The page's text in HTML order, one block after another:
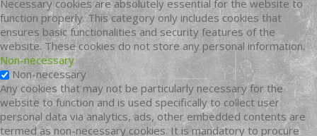
Necessary cookies are absolutely essential for the website to
function properly. This category only includes cookies that
ensures basic functionalities and security features of the
website. These cookies do not store any personal information.
Non-necessary
Non-necessary
Any cookies that may not be particularly necessary for the
website to function and is used specifically to collect user
personal data via analytics, ads, other embedded contents are
termed as non-necessary cookies. It is mandatory to procure